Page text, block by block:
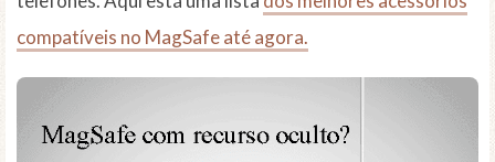
compatíveis no MagSafe até agora.